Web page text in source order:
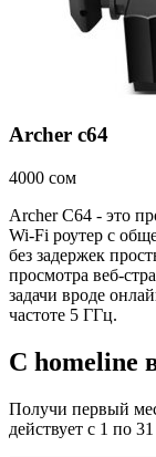
Archer c64
4000 сом
Archer C64 - это
Wi-Fi роутер с
без задержек
просмотра
задачи вроде
частоте 5 ГГц.
C
Получи первый
действует с 1 по 31